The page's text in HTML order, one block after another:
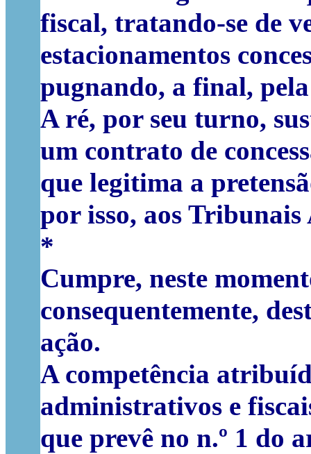
fiscal, tratando-se de
estacionamentos
pugnando, a final,
A ré, por seu turno,
um contrato de
que legitima a
por isso, aos
*
Cumpre, neste
consequentemente,
ação.
A competência
administrativos e
que prevê no n.º 1 do